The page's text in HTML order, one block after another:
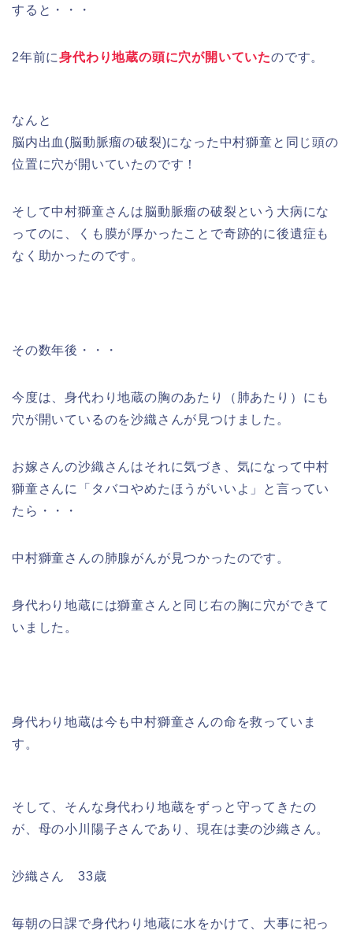
すると・・・
2年前に身代わり地蔵の頭に穴が開いていたのです。
なんと
脳内出血(脳動脈瘤の破裂)になった中村獅童と同じ頭の
位置に穴が開いていたのです！
そして中村獅童さんは脳動脈瘤の破裂という大病にな
ってのに、くも膜が厚かったことで奇跡的に後遺症も
なく助かったのです。
その数年後・・・
今度は、身代わり地蔵の胸のあたり（肺あたり）にも
穴が開いているのを沙織さんが見つけました。
お嫁さんの沙織さんはそれに気づき、気になって中村
獅童さんに「タバコやめたほうがいいよ」と言ってい
たら・・・
中村獅童さんの肺腺がんが見つかったのです。
身代わり地蔵には獅童さんと同じ右の胸に穴ができて
いました。
身代わり地蔵は今も中村獅童さんの命を救っていま
す。
そして、そんな身代わり地蔵をずっと守ってきたの
が、母の小川陽子さんであり、現在は妻の沙織さん。
沙織さん 33歳
毎朝の日課で身代わり地蔵に水をかけて、大事に祀っ